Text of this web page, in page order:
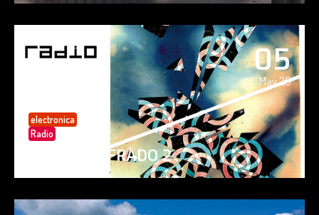
05
May 25
electronica
Radio
PAISAJE CIFRADO 2